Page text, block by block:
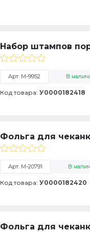
Набор штампов
Арт. M-9952 В
Код товара: У0000182418
Фольга для
Арт. M-20791 В
Код товара: У0000182420
Фольга для